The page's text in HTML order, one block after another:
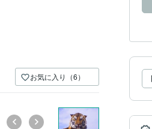
お気に入り（6）